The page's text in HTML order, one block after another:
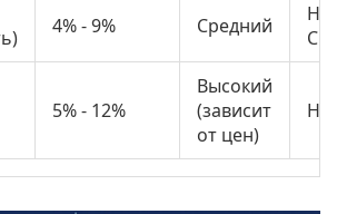
4% - 9% Средний
5% - 12%
Высокий
(зависит
от цен)